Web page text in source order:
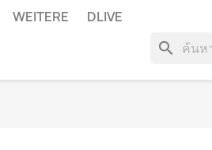
WEITERE DLIVE
search